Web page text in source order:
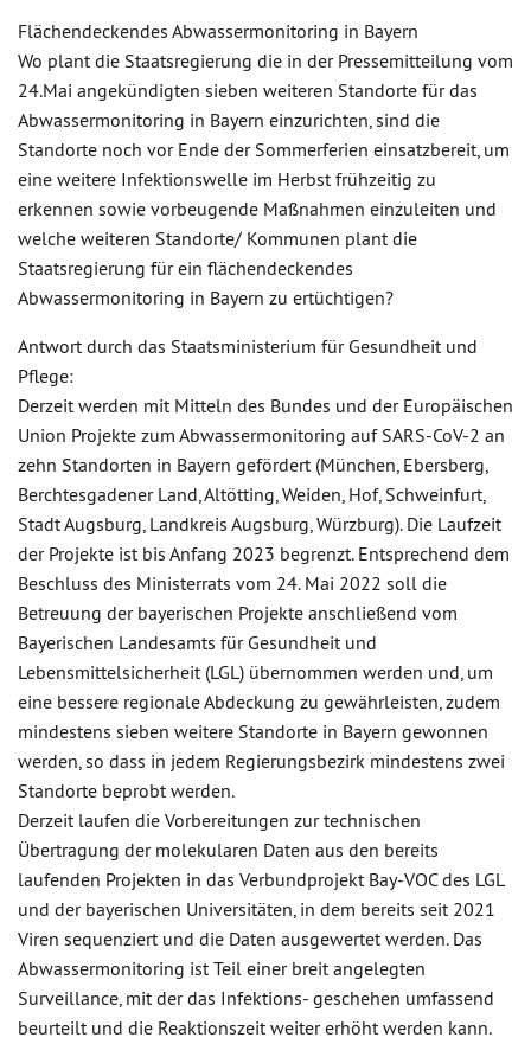
Flächendeckendes Abwassermonitoring in Bayern
Wo plant die Staatsregierung die in der Pressemitteilung vom
24.Mai angekündigten sieben weiteren Standorte für das
Abwassermonitoring in Bayern einzurichten, sind die
Standorte noch vor Ende der Sommerferien einsatzbereit, um
eine weitere Infektionswelle im Herbst frühzeitig zu
erkennen sowie vorbeugende Maßnahmen einzuleiten und
welche weiteren Standorte/ Kommunen plant die
Staatsregierung für ein flächendeckendes
Abwassermonitoring in Bayern zu ertüchtigen?
Antwort durch das Staatsministerium für Gesundheit und
Pflege:
Derzeit werden mit Mitteln des Bundes und der Europäischen
Union Projekte zum Abwassermonitoring auf SARS-CoV-2 an
zehn Standorten in Bayern gefördert (München, Ebersberg,
Berchtesgadener Land, Altötting, Weiden, Hof, Schweinfurt,
Stadt Augsburg, Landkreis Augsburg, Würzburg). Die Laufzeit
der Projekte ist bis Anfang 2023 begrenzt. Entsprechend dem
Beschluss des Ministerrats vom 24. Mai 2022 soll die
Betreuung der bayerischen Projekte anschließend vom
Bayerischen Landesamts für Gesundheit und
Lebensmittelsicherheit (LGL) übernommen werden und, um
eine bessere regionale Abdeckung zu gewährleisten, zudem
mindestens sieben weitere Standorte in Bayern gewonnen
werden, so dass in jedem Regierungsbezirk mindestens zwei
Standorte beprobt werden.
Derzeit laufen die Vorbereitungen zur technischen
Übertragung der molekularen Daten aus den bereits
laufenden Projekten in das Verbundprojekt Bay-VOC des LGL
und der bayerischen Universitäten, in dem bereits seit 2021
Viren sequenziert und die Daten ausgewertet werden. Das
Abwassermonitoring ist Teil einer breit angelegten
Surveillance, mit der das Infektions- geschehen umfassend
beurteilt und die Reaktionszeit weiter erhöht werden kann.